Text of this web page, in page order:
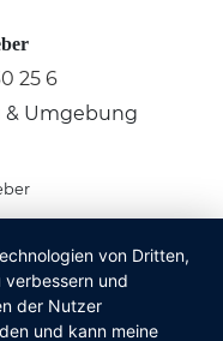
von Dritten,
und
der Nutzer
und kann meine
25 6
& Umgebung